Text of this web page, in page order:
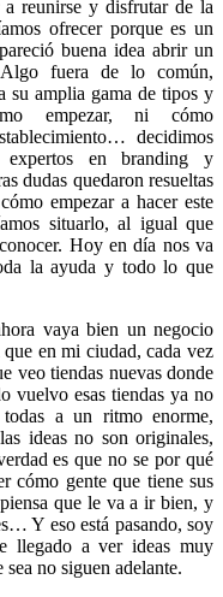
reunirse y disfrutar de la
ofrecer porque es un
buena idea abrir un
fuera de lo común,
su amplia gama de tipos y
empezar, ni cómo
decidimos
en branding y
dudas quedaron resueltas
empezar a hacer este
situarlo, al igual que
Hoy en día nos va
la ayuda y todo lo que
vaya bien un negocio
en mi ciudad, cada vez
veo tiendas nuevas donde
vuelvo esas tiendas ya no
a un ritmo enorme,
ideas no son originales,
es que no se por qué
cómo gente que tiene sus
que le va a ir bien, y
Y eso está pasando, soy
llegado a ver ideas muy
no siguen adelante.